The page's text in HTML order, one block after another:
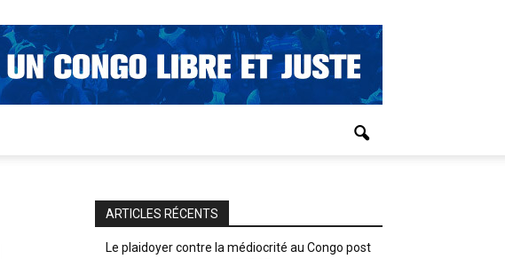
ARTICLES RÉCENTS
Le plaidoyer contre la médiocrité au Congo post